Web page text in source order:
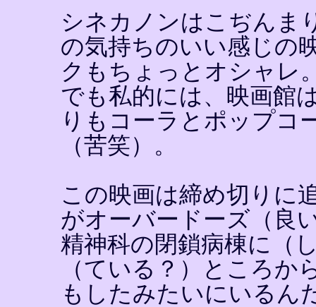
シネカノンはこぢんま
の気持ちのいい感じの
クもちょっとオシャレ
でも私的には、映画館
りもコーラとポップコ
（苦笑）。
この映画は締め切りに
がオーバードーズ（良
精神科の閉鎖病棟に（
（ている？）ところか
もしたみたいにいるん